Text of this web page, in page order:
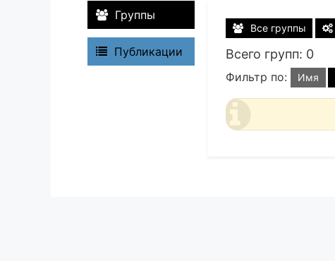
Группы
Публикации
Все группы
Всего групп: 0
Фильтр по: Имя